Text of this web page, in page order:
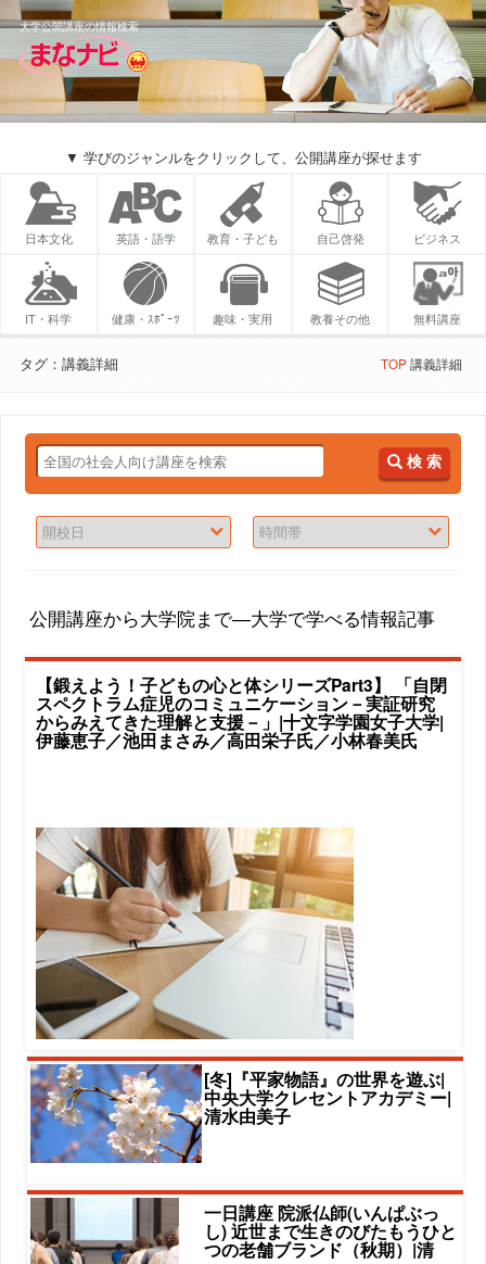
大学公開講座の情報検索
▼ 学びのジャンルをクリックして、公開講座が探せます
日本文化 英語・語学 教育・子ども 自己啓発 ビジネス
IT・科学 健康・ｽﾎﾟｰﾂ 趣味・実用 教養その他 無料講座
タグ：講義詳細 TOP講義詳細
検 索
公開講座から大学院まで―大学で学べる情報記事
【鍛えよう！子どもの心と体シリーズPart3】 「自閉
スペクトラム症児のコミュニケーション－実証研究
からみえてきた理解と支援－」|十文字学園女子大学|
伊藤恵子／池田まさみ／高田栄子氏／小林春美氏
[冬]『平家物語』の世界を遊ぶ|
中央大学クレセントアカデミー|
清水由美子
一日講座 院派仏師(いんぱぶっ
し) 近世まで生きのびたもうひと
つの老舗ブランド（秋期）|清